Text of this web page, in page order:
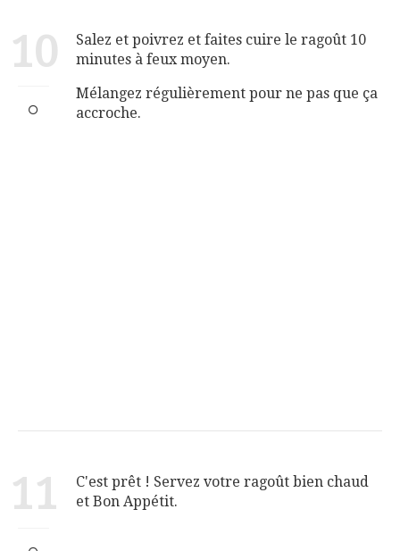
10
Salez et poivrez et faites cuire le ragoût 10
minutes à feux moyen.
Mélangez régulièrement pour ne pas que ça
accroche.
11
C'est prêt ! Servez votre ragoût bien chaud
et Bon Appétit.